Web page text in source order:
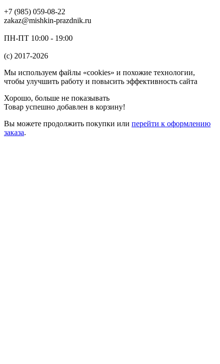
+7 (985) 059-08-22
zakaz@mishkin-prazdnik.ru
ПН-ПТ 10:00 - 19:00
(c) 2017-2026
Мы используем файлы «cookies» и похожие технологии,
чтобы улучшить работу и повысить эффективность сайта
Хорошо, больше не показывать
Товар успешно добавлен в корзину!
Вы можете продолжить покупки или перейти к оформлению
заказа.